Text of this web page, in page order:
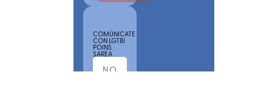
COMÚNICATE
CON LGTBI
POINS
SAREA